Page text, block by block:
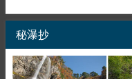
秘瀑抄